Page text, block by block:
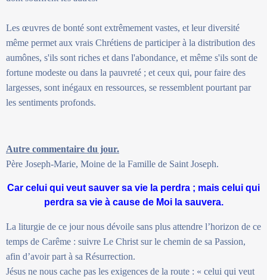
Les œuvres de bonté sont extrêmement vastes, et leur diversité
même permet aux vrais Chrétiens de participer à la distribution des
aumônes, s'ils sont riches et dans l'abondance, et même s'ils sont de
fortune modeste ou dans la pauvreté ; et ceux qui, pour faire des
largesses, sont inégaux en ressources, se ressemblent pourtant par
les sentiments profonds.
Autre commentaire du jour.
Père Joseph-Marie, Moine de la Famille de Saint Joseph.
Car celui qui veut sauver sa vie la perdra ; mais celui qui
perdra sa vie à cause de Moi la sauvera.
La liturgie de ce jour nous dévoile sans plus attendre l’horizon de ce
temps de Carême : suivre Le Christ sur le chemin de sa Passion,
afin d’avoir part à sa Résurrection.
Jésus ne nous cache pas les exigences de la route : « celui qui veut